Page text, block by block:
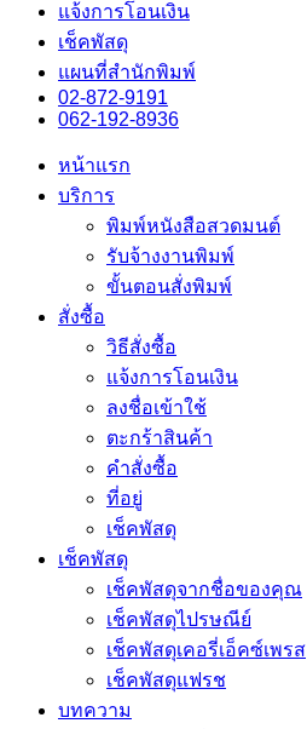
แจ้งการโอนเงิน
เช็คพัสดุ
แผนที่สำนักพิมพ์
02-872-9191
062-192-8936
หน้าแรก
บริการ
พิมพ์หนังสือสวดมนต์
รับจ้างงานพิมพ์
ขั้นตอนสั่งพิมพ์
สั่งซื้อ
วิธีสั่งซื้อ
แจ้งการโอนเงิน
ลงชื่อเข้าใช้
ตะกร้าสินค้า
คำสั่งซื้อ
ที่อยู่
เช็คพัสดุ
เช็คพัสดุ
เช็คพัสดุจากชื่อของคุณ
เช็คพัสดุไปรษณีย์
เช็คพัสดุเคอรี่เอ็คซ์เพรส
เช็คพัสดุแฟรช
บทความ